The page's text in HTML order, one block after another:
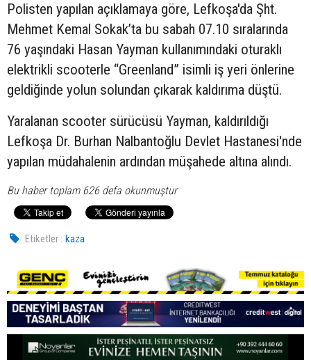
Polisten yapılan açıklamaya göre, Lefkoşa'da Şht.
Mehmet Kemal Sokak’ta bu sabah 07.10 sıralarında
76 yaşındaki Hasan Yayman kullanımındaki oturaklı
elektrikli scooterle “Greenland” isimli iş yeri önlerine
geldiğinde yolun solundan çıkarak kaldırıma düştü.
Yaralanan scooter sürücüsü Yayman, kaldırıldığı
Lefkoşa Dr. Burhan Nalbantoğlu Devlet Hastanesi'nde
yapılan müdahalenin ardından müşahede altına alındı.
Bu haber toplam 626 defa okunmuştur
Etiketler : kaza